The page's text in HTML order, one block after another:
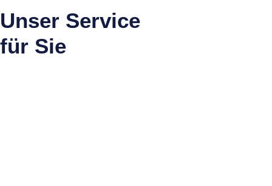
Unser Service
für Sie